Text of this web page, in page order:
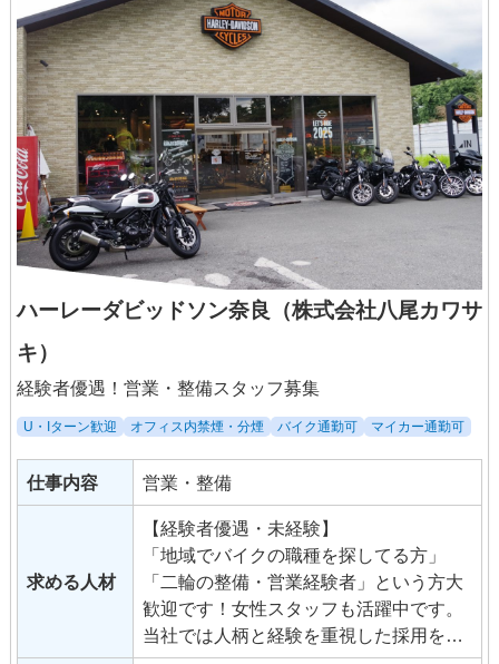
に上司が補助します。
ハーレーダビッドソン奈良（株式会社八尾カワサ
キ）
経験者優遇！営業・整備スタッフ募集
U・Iターン歓迎 オフィス内禁煙・分煙 バイク通勤可 マイカー通勤可
仕事内容 営業・整備
求める人材
【経験者優遇・未経験】
「地域でバイクの職種を探してる方」
「二輪の整備・営業経験者」という方大
歓迎です！女性スタッフも活躍中です。
当社では人柄と経験を重視した採用を行